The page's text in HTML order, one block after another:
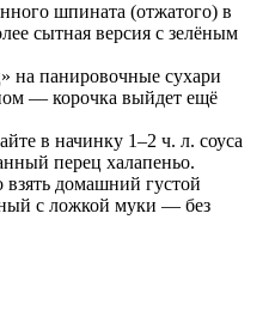
шпината (отжатого) в
сытная версия с зелёным
на панировочные сухари
— корочка выйдет ещё
в начинку 1–2 ч. л. соуса
перец халапеньо.
домашний густой
с ложкой муки — без